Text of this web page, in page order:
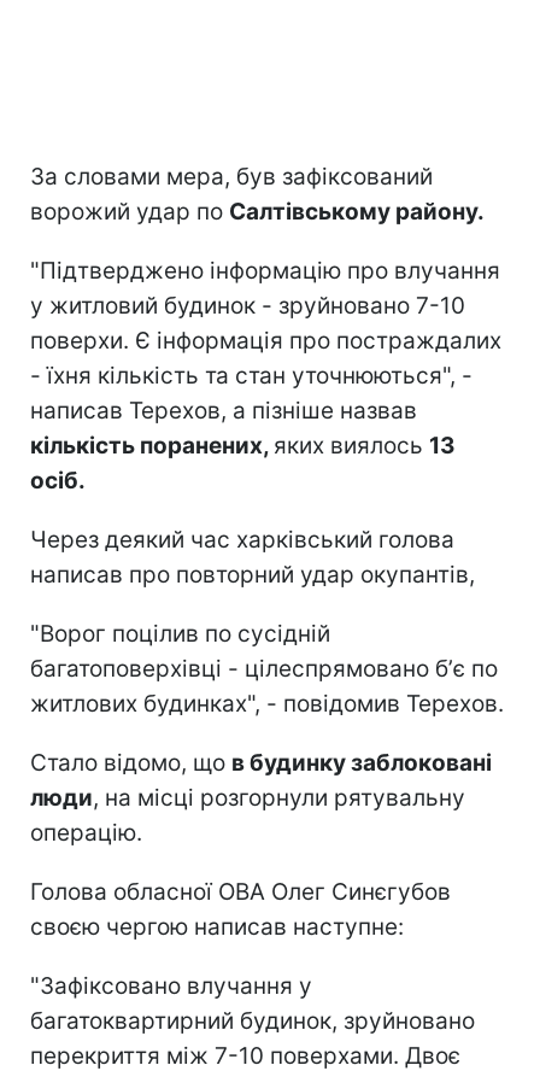
За словами мера, був зафіксований
ворожий удар по Салтівському району.
"Підтверджено інформацію про влучання
у житловий будинок - зруйновано 7-10
поверхи. Є інформація про постраждалих
- їхня кількість та стан уточнюються", -
написав Терехов, а пізніше назвав
кількість поранених, яких виялось 13
осіб.
Через деякий час харківський голова
написав про повторний удар окупантів,
"Ворог поцілив по сусідній
багатоповерхівці - цілеспрямовано бʼє по
житлових будинках", - повідомив Терехов.
Стало відомо, що в будинку заблоковані
люди, на місці розгорнули рятувальну
операцію.
Голова обласної ОВА Олег Синєгубов
своєю чергою написав наступне:
"Зафіксовано влучання у
багатоквартирний будинок, зруйновано
перекриття між 7-10 поверхами. Двоє